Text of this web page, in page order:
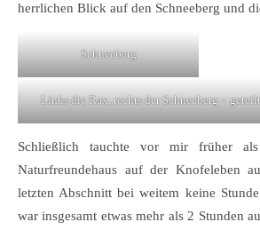
herrlichen Blick auf den Schneeberg und
Schneeberg
Links die Rax, rechts der Schneeberg –
Schließlich tauchte vor mir früher
Naturfreundehaus auf der Knofeleben
letzten Abschnitt bei weitem keine
war insgesamt etwas mehr als 2 Stunden